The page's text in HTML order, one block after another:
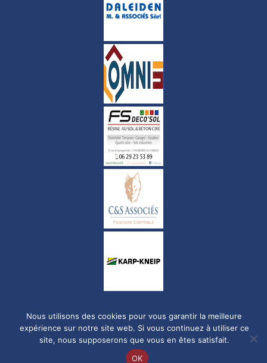
Politique de confidentialité
© Copyright 2023-2026 FC Luxembourg City. Tous droits réservés.
Nous utilisons des cookies pour vous garantir la meilleure
expérience sur notre site web. Si vous continuez à utiliser ce
site, nous supposerons que vous en êtes satisfait.
OK